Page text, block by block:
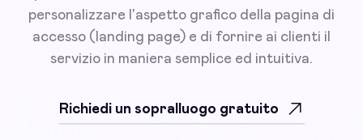
personalizzare l'aspetto grafico della pagina di
accesso (landing page) e di fornire ai clienti il
servizio in maniera semplice ed intuitiva.
Richiedi un sopralluogo gratuito